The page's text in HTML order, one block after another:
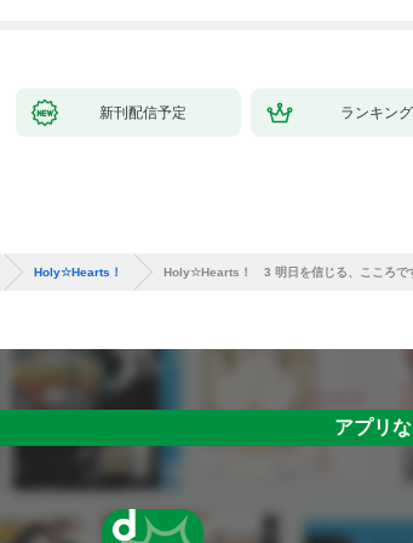
新刊配信予定 ランキング
Holy☆Hearts！ Holy☆Hearts！ 3 明日を信じる、こころで
アプリ